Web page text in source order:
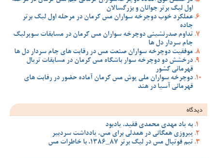
اول لیگ برتر جوانان و بزرگسالان
عملکرد خوب دوچرخه سواران مس کرمان در مرحله اول لیگ برتر
جاده
تداوم صدرنشینی دوچرخه سواران مس کرمان در مسابقات سوپرلیگ
جام سردار دل ها
موفقیت دوچرخه سواران صنعت مس در رقابت های جام سردار دل ها
درخشش دو دوچرخه سوار باشگاه مس کرمان در مسابقات تریال
قهرمانی کشور
دوچرخه سواران ملی پوش مس کرمان آماده حضور در رقابت های
قهرمانی آسیا در هند
دیدگاه
به یاد مهدی محمدی فقید، یادبود
پیروزی همگانی در همدلی برای مس، یادداشت سردبیر
تیم فوتبال مس در لیگ برتر 87_1386، با خاطرات مس